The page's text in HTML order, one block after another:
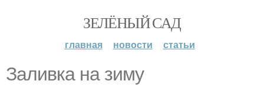
ЗЕЛЁНЫЙ САД
главная новости статьи
Заливка на зиму